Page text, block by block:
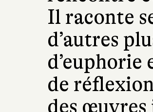
Il raconte
d’autres
d’euphorie
de
des